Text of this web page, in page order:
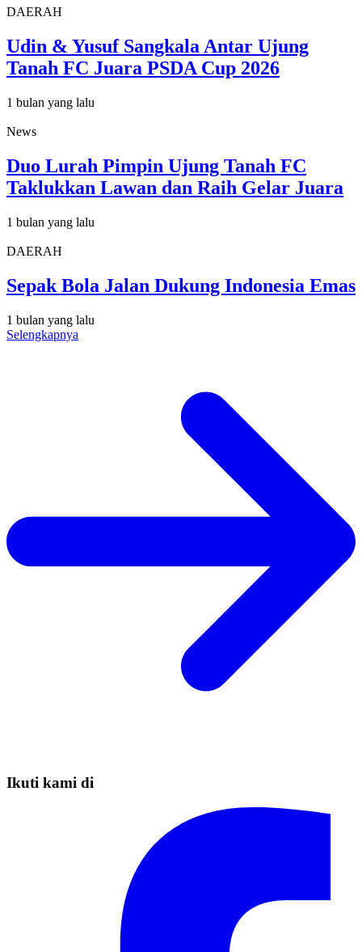
DAERAH
Udin & Yusuf Sangkala Antar Ujung
Tanah FC Juara PSDA Cup 2026
1 bulan yang lalu
News
Duo Lurah Pimpin Ujung Tanah FC
Taklukkan Lawan dan Raih Gelar Juara
1 bulan yang lalu
DAERAH
Sepak Bola Jalan Dukung Indonesia Emas
1 bulan yang lalu
Selengkapnya
Ikuti kami di